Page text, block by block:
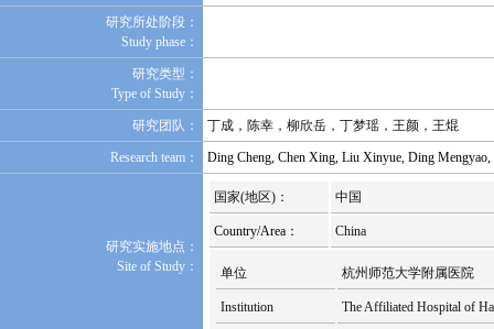
研究所处阶段：
Study phase：
研究类型：
Type of Study：
研究团队： 丁成，陈幸，柳欣岳，丁梦瑶，王颜，王焜
Research team： Ding Cheng, Chen Xing, Liu Xinyue, Ding Mengyao,
研究实施地点：
Site of Study：
国家(地区)： 中国
Country/Area： China
单位 杭州师范大学附属医院
Institution The Affiliated Hospital of